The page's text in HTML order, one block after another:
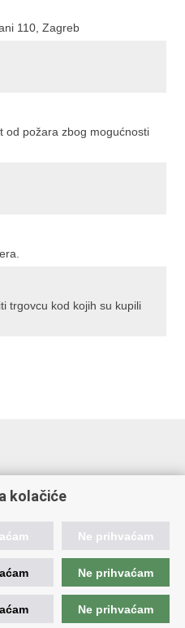
110, Zagreb
od požara zbog mogućnosti
trgovcu kod kojih su kupili
kolačiće
Ne prihvaćam
Ne prihvaćam
Ne prihvaćam